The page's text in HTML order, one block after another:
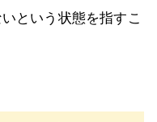
という状態を指すこ